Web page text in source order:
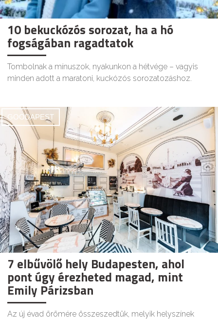
10 bekuckózós sorozat, ha a hó
fogságában ragadtatok
Tombolnak a mínuszok, nyakunkon a hétvége – vagyis
minden adott a maratoni, kuckózós sorozatozáshoz.
GOODAPEST
7 elbűvölő hely Budapesten, ahol
pont úgy érezheted magad, mint
Emily Párizsban
Az új évad örömére összeszedtük, melyik helyszínek